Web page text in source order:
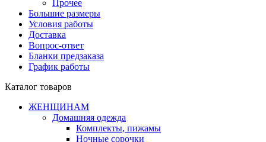
Прочее
Большие размеры
Условия работы
Доставка
Вопрос-ответ
Бланки предзаказа
График работы
Каталог товаров
ЖЕНЩИНАМ
Домашняя одежда
Комплекты, пижамы
Ночные сорочки